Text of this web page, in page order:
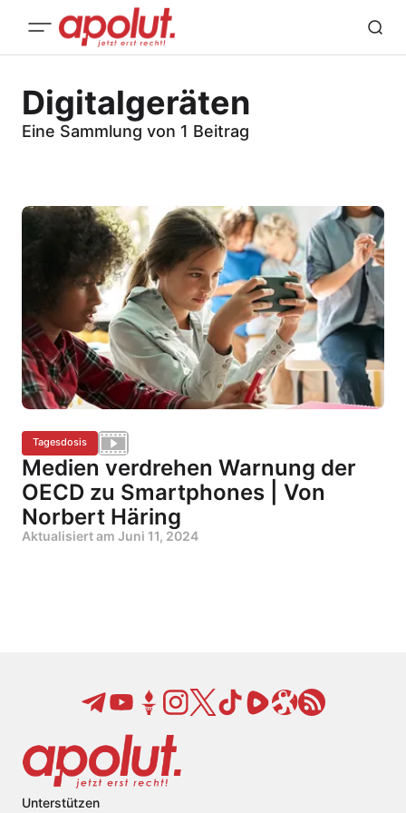
Digitalgeräten
Eine Sammlung von 1 Beitrag
Tagesdosis
Medien verdrehen Warnung der
OECD zu Smartphones | Von
Norbert Häring
Aktualisiert am Juni 11, 2024
Unterstützen